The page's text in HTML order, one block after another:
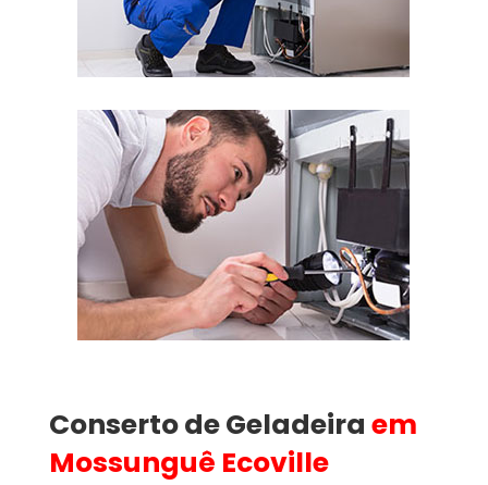
Conserto de Geladeira em
Mossunguê Ecoville